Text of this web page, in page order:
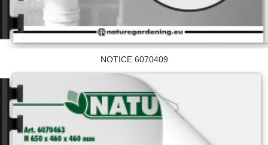
NOTICE 6070409